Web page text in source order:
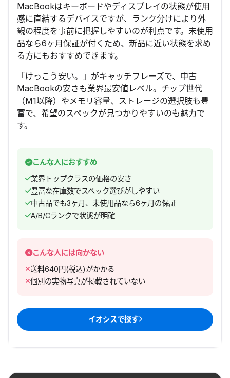
MacBookはキーボードやディスプレイの状態が使用
感に直結するデバイスですが、ランク分けにより外
観の程度を事前に把握しやすいのが利点です。未使用
品なら6ヶ月保証が付くため、新品に近い状態を求め
る方にもおすすめできます。
「けっこう安い。」がキャッチフレーズで、中古
MacBookの安さも業界最安値レベル。チップ世代
（M1以降）やメモリ容量、ストレージの選択肢も豊
富で、希望のスペックが見つかりやすいのも魅力で
す。
こんな人におすすめ
業界トップクラスの価格の安さ
豊富な在庫数でスペック選びがしやすい
中古品でも3ヶ月、未使用品なら6ヶ月の保証
A/B/Cランクで状態が明確
こんな人には向かない
送料640円(税込)がかかる
個別の実物写真が掲載されていない
イオシスで探す